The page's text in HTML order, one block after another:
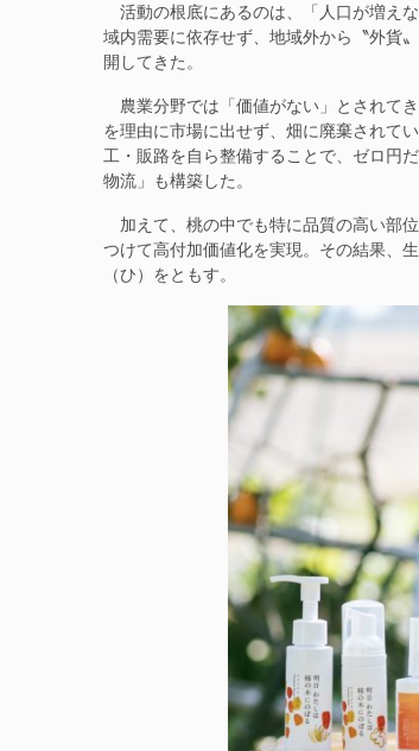
活動の根底にあるのは、「人口が増え
域内需要に依存せず、地域外から〝外貨
開してきた。
農業分野では「価値がない」とされて
を理由に市場に出せず、畑に廃棄されて
工・販路を自ら整備することで、ゼロ円
物流」も構築した。
加えて、桃の中でも特に品質の高い部
つけて高付加価値化を実現。その結果、
（ひ）をともす。